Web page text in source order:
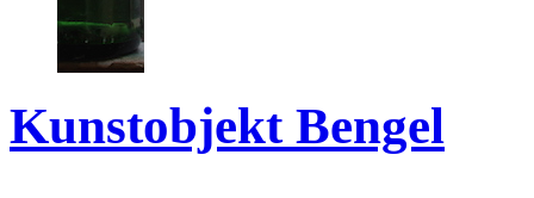
Kunstobjekt Bengel